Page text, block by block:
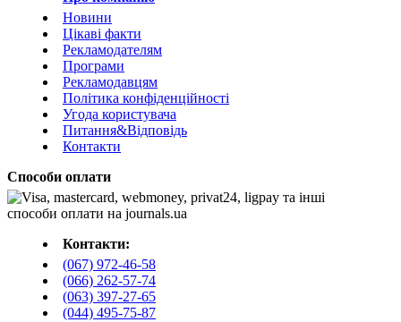
Новини
Цікаві факти
Рекламодателям
Програми
Рекламодавцям
Політика конфіденційності
Угода користувача
Питання&Відповідь
Контакти
Способи оплати
Контакти:
(067) 972-46-58
(066) 262-57-74
(063) 397-27-65
(044) 495-75-87